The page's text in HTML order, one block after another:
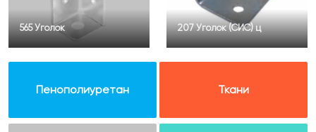
565 Уголок 207 Уголок (СИС) ц
Пенополиуретан Ткани